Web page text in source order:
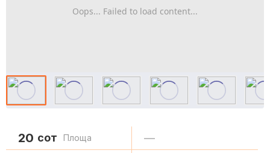
Oops... Failed to load content...
20 сот Площа —